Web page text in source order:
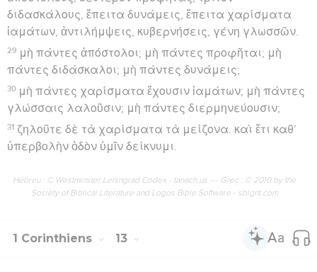
διδασκάλους, ἔπειτα δυνάμεις, ἔπειτα χαρίσματα
ἰαμάτων, ἀντιλήμψεις, κυβερνήσεις, γένη γλωσσῶν.
29 μὴ πάντες ἀπόστολοι; μὴ πάντες προφῆται; μὴ
πάντες διδάσκαλοι; μὴ πάντες δυνάμεις;
30 μὴ πάντες χαρίσματα ἔχουσιν ἰαμάτων; μὴ πάντες
γλώσσαις λαλοῦσιν; μὴ πάντες διερμηνεύουσιν;
31 ζηλοῦτε δὲ τὰ χαρίσματα τὰ μείζονα. καὶ ἔτι καθ’
ὑπερβολὴν ὁδὸν ὑμῖν δείκνυμι.
Hébreu : © Westminster Leningrad Codex - tanach.us --- Grec : © 2010 by the
Society of Biblical Literature and Logos Bible Software - sblgnt.com
1 Corinthiens 13